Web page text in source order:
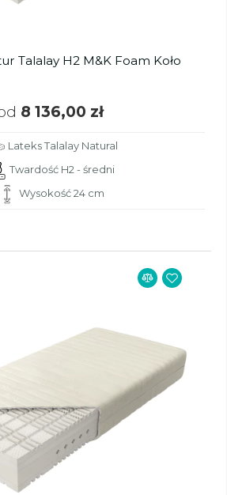
Talalay H2 M&K Foam Koło
8 136,00 zł
Lateks Talalay Natural
Twardość H2 - średni
Wysokość 24 cm